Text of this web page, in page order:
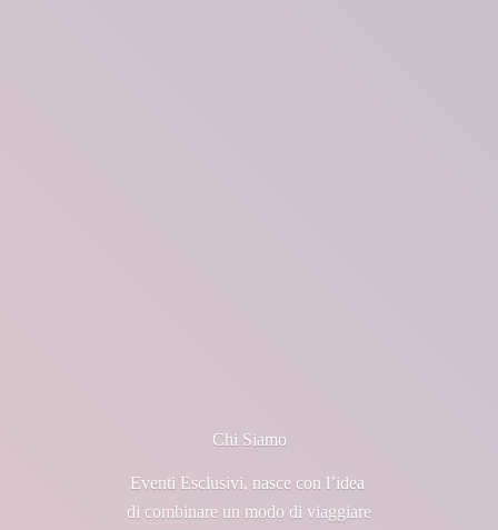
Chi Siamo
Eventi Esclusivi, nasce con l’idea
di combinare un modo di viaggiare